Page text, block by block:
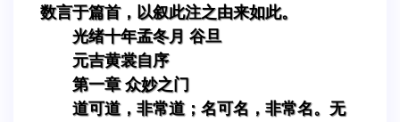
数言于篇首，以叙此注之由来如此。
光绪十年孟冬月 谷旦
元吉黄裳自序
第一章 众妙之门
道可道，非常道；名可名，非常名。无